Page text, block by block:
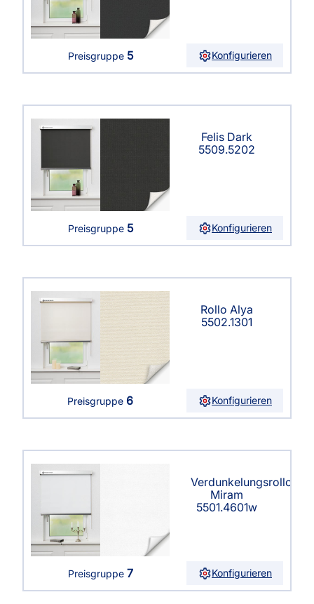
Preisgruppe 5 Konfigurieren
Felis Dark
5509.5202
Preisgruppe 5 Konfigurieren
Rollo Alya
5502.1301
Preisgruppe 6 Konfigurieren
Verdunkelungsrollo
Miram
5501.4601w
Preisgruppe 7 Konfigurieren